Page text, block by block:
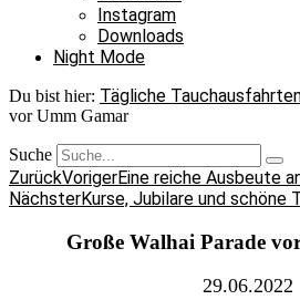
Instagram
Downloads
Night Mode
Du bist hier: Tägliche
vor Umm Gamar
Suche
ZurückVorigerEine reiche Ausbeute
NächsterKurse, Jubilare und schöne
Große Walhai Parade
29.06.2022